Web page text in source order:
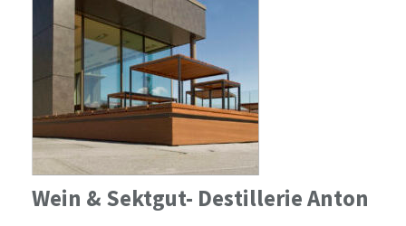
Wein & Sektgut- Destillerie Anton